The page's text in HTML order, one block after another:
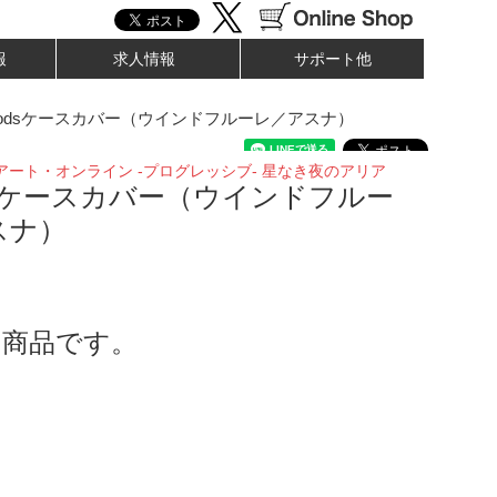
求人情報 サポート他
ースカバー（ウインドフルーレ／アスナ）
ート・オンライン -プログレッシブ- 星なき夜のアリア
ースカバー（ウインドフルー
）
品です。